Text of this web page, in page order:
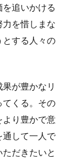
追いかける
を惜しまな
とする人々の
が豊かなリ
てくる。その
より豊かで意
通して一人で
だきたいと